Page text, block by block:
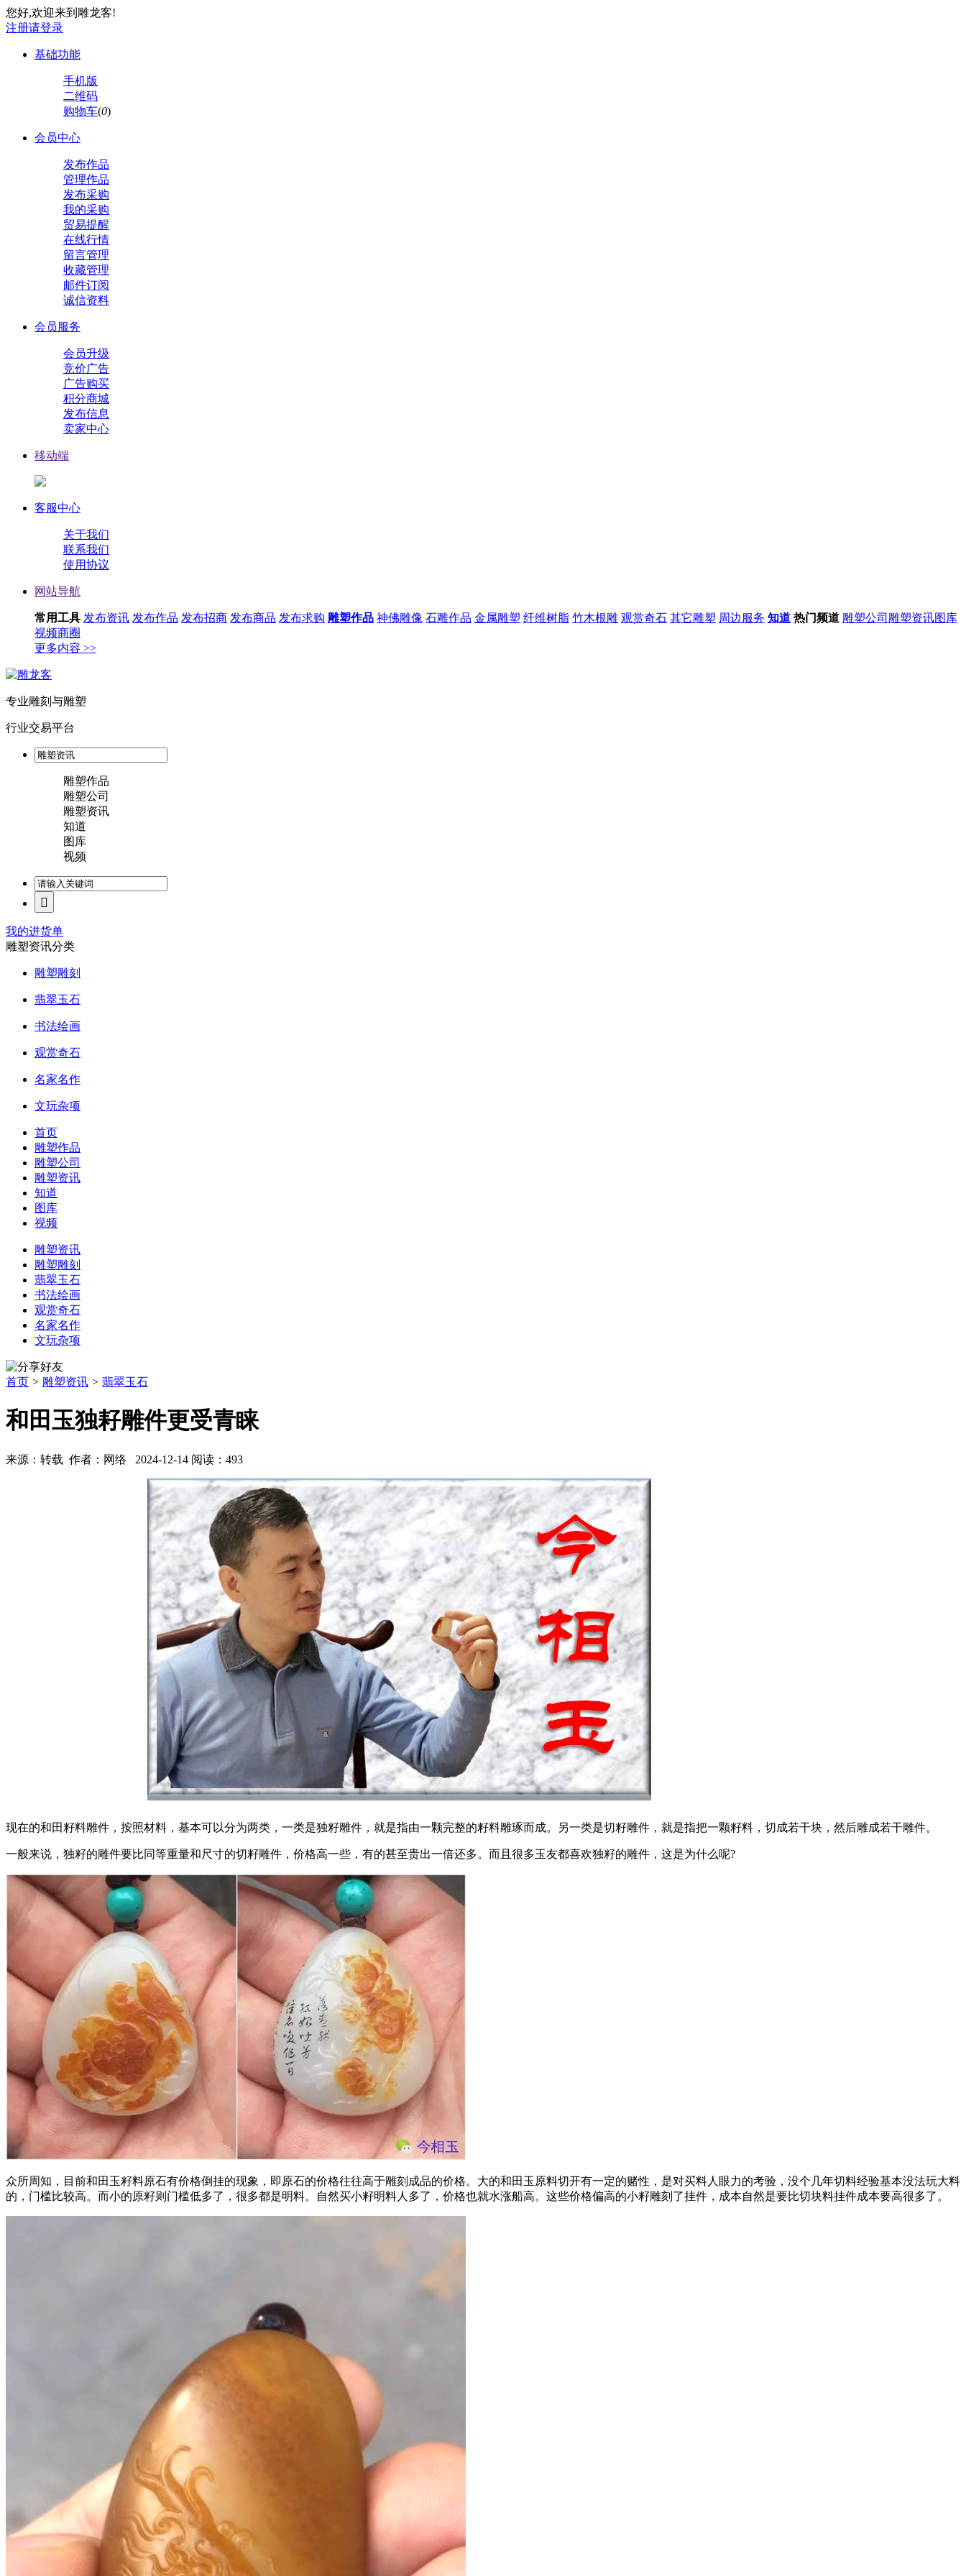
您好,欢迎来到雕龙客!
注册请登录
基础功能
手机版
二维码
购物车(0)
会员中心
发布作品
管理作品
发布采购
我的采购
贸易提醒
在线行情
留言管理
收藏管理
邮件订阅
诚信资料
会员服务
会员升级
竞价广告
广告购买
积分商城
发布信息
卖家中心
移动端
客服中心
关于我们
联系我们
使用协议
网站导航
常用工具 发布资讯 发布作品 发布招商 发布商品 发布求购 雕塑作品 神佛雕像 石雕作品 金属雕塑 纤维树脂 竹木根雕 观赏奇石 其它雕塑 周边服务 知道 热门频道 雕塑公司 雕塑资讯图库
视频商圈
更多内容 >>
专业雕刻与雕塑
行业交易平台
雕塑作品
雕塑公司
雕塑资讯
知道
图库
视频
我的进货单
雕塑资讯分类
雕塑雕刻
翡翠玉石
书法绘画
观赏奇石
名家名作
文玩杂项
首页
雕塑作品
雕塑公司
雕塑资讯
知道
图库
视频
雕塑资讯
雕塑雕刻
翡翠玉石
书法绘画
观赏奇石
名家名作
文玩杂项
首页 > 雕塑资讯 > 翡翠玉石
和田玉独耔雕件更受青睐
来源：转载 作者：网络 2024-12-14 阅读：493
现在的和田籽料雕件，按照材料，基本可以分为两类，一类是独籽雕件，就是指由一颗完整的籽料雕琢而成。另一类是切籽雕件，就是指把一颗籽料，切成若干块，然后雕成若干雕件。
一般来说，独籽的雕件要比同等重量和尺寸的切籽雕件，价格高一些，有的甚至贵出一倍还多。而且很多玉友都喜欢独籽的雕件，这是为什么呢?
众所周知，目前和田玉籽料原石有价格倒挂的现象，即原石的价格往往高于雕刻成品的价格。大的和田玉原料切开有一定的赌性，是对买料人眼力的考验，没个几年切料经验基本没法玩大料
的，门槛比较高。而小的原籽则门槛低多了，很多都是明料。自然买小籽明料人多了，价格也就水涨船高。这些价格偏高的小籽雕刻了挂件，成本自然是要比切块料挂件成本要高很多了。